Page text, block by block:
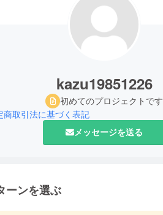
kazu19851226
初めてのプロジェクトです
商取引法に基づく表記
メッセージを送る
ーンを選ぶ